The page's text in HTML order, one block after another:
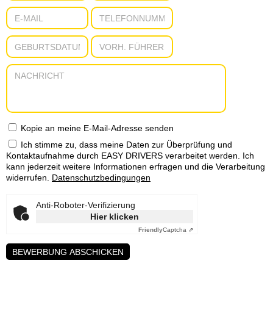
Kopie an meine E-Mail-Adresse senden
Ich stimme zu, dass meine Daten zur Überprüfung und
Kontaktaufnahme durch EASY DRIVERS verarbeitet werden. Ich
kann jederzeit weitere Informationen erfragen und die Verarbeitung
widerrufen. Datenschutzbedingungen
Anti-Roboter-Verifizierung
Hier klicken
FriendlyCaptcha ⇗